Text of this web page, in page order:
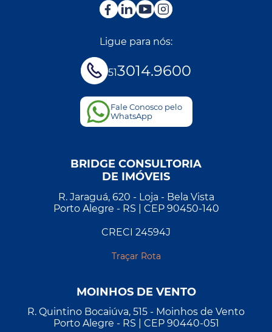
Ligue para nós:
513014.9600
Fale Conosco pelo
WhatsApp
BRIDGE CONSULTORIA
DE IMÓVEIS
R. Jaraguá, 620 - Loja - Bela Vista
Porto Alegre - RS | CEP 90450-140
CRECI 24594J
Traçar Rota
MOINHOS DE VENTO
R. Quintino Bocaiúva, 515 - Moinhos de Vento
Porto Alegre - RS | CEP 90440-051